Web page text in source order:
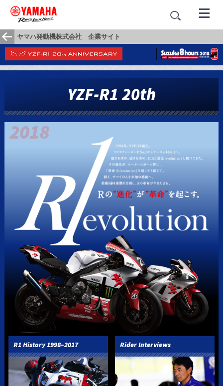
ヤマハ発動機株式会社 企業サイト
YZF-R1 20th
R1 History 1998–2017 Rider Interviews